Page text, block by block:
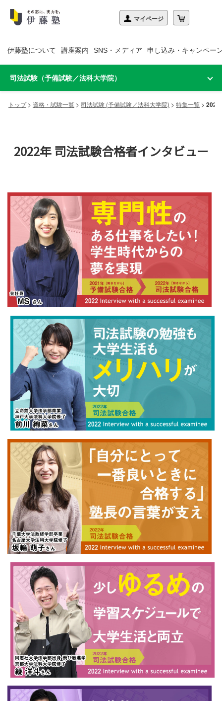
伊藤塾について 講座案内 SNS・メディア 申し込み・キャンペー
司法試験（予備試験／法科大学院）
トップ> 資格・試験一覧 > 司法試験 (予備試験／法科大学院) > 特集一覧 > 2022
2022年 司法試験合格者インタビュー